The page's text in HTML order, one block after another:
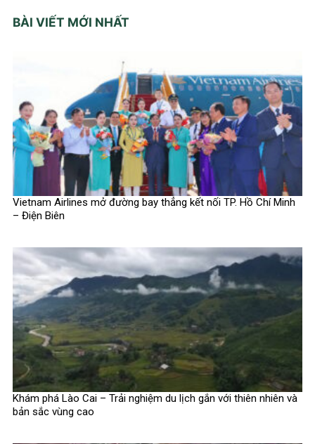
BÀI VIẾT MỚI NHẤT
Vietnam Airlines mở đường bay thẳng kết nối TP. Hồ Chí Minh
– Điện Biên
Khám phá Lào Cai – Trải nghiệm du lịch gắn với thiên nhiên và
bản sắc vùng cao